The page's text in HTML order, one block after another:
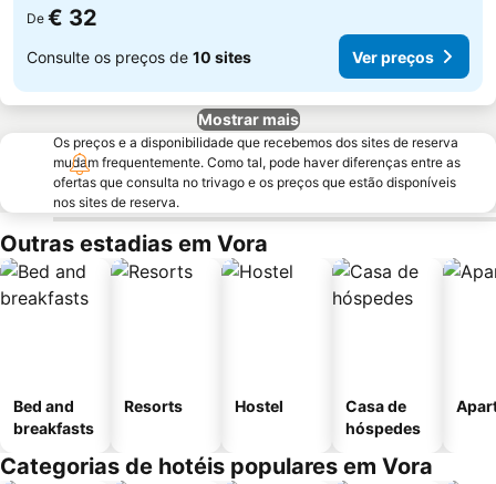
De € 32
Consulte os preços de 10 sites Ver preços
Mostrar mais
Os preços e a disponibilidade que recebemos dos sites de reserva
mudam frequentemente. Como tal, pode haver diferenças entre as
ofertas que consulta no trivago e os preços que estão disponíveis
nos sites de reserva.
Outras estadias em Vora
Bed and
breakfasts
Resorts Hostel
Casa de
hóspedes
Categorias de hotéis populares em Vora